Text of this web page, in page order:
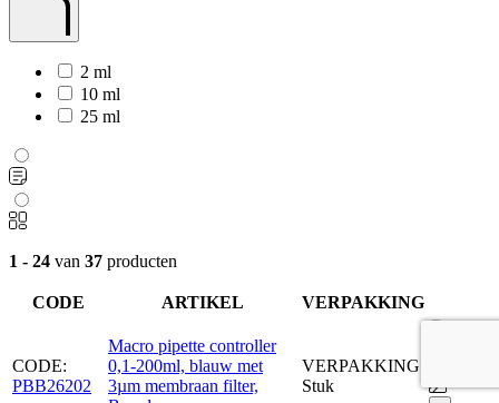
2 ml
10 ml
25 ml
1 - 24 van 37 producten
CODE ARTIKEL VERPAKKING
CODE:
PBB26202
Macro pipette controller
0,1-200ml, blauw met
3µm membraan filter,
VERPAKKING:
Stuk